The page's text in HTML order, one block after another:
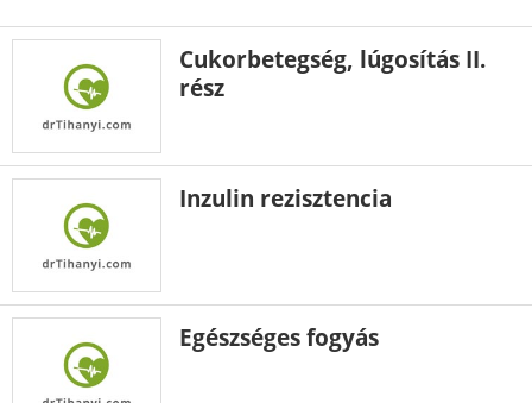
Cukorbetegség, lúgosítás II.
rész
Inzulin rezisztencia
Egészséges fogyás